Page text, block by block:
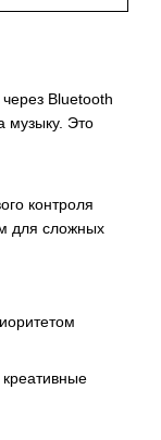
Bluetooth
музыку. Это
контроля
для сложных